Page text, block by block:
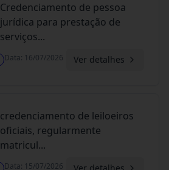
Credenciamento de pessoa
jurídica para prestação de
serviços...
Data: 16/07/2026 Ver detalhes
credenciamento de leiloeiros
oficiais, regularmente
matricul...
Data: 15/07/2026